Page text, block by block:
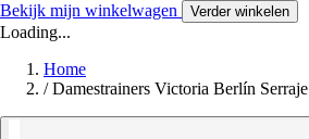
Bekijk mijn winkelwagen Verder winkelen
Loading...
Home
/ Damestrainers Victoria Berlín Serraje